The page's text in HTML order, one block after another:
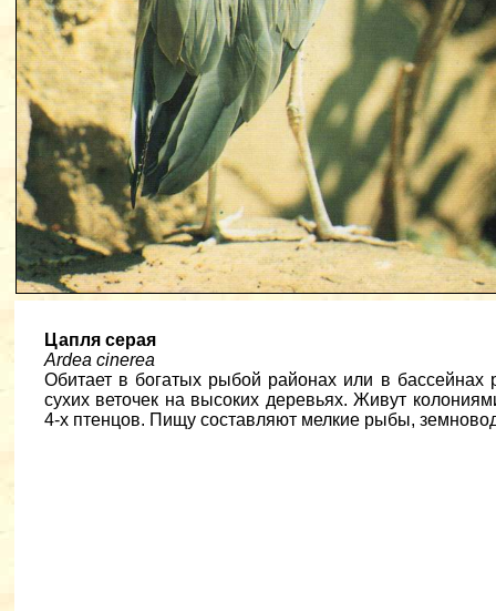
Цапля серая
Ardea cinerea
Обитает в богатых рыбой районах или в бассейнах
сухих веточек на высоких деревьях. Живут
4-х птенцов. Пищу составляют мелкие рыбы,